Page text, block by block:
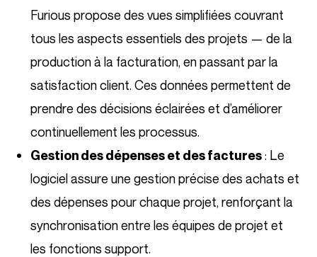
Furious propose des vues simplifiées couvrant
tous les aspects essentiels des projets — de la
production à la facturation, en passant par la
satisfaction client. Ces données permettent de
prendre des décisions éclairées et d’améliorer
continuellement les processus.
Gestion des dépenses et des factures: Le
logiciel assure une gestion précise des achats et
des dépenses pour chaque projet, renforçant la
synchronisation entre les équipes de projet et
les fonctions support.